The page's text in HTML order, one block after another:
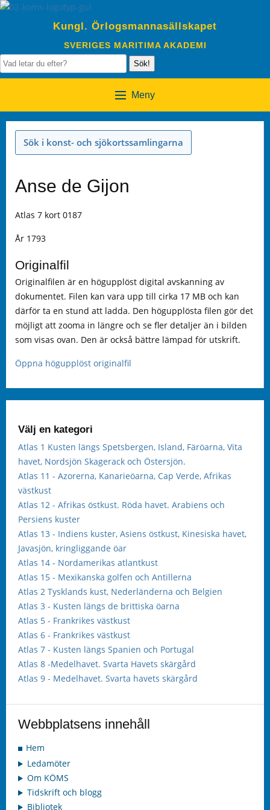
Kungl. Örlogsmannasällskapet
SVERIGES MARITIMA AKADEMI
Sök!
Meny
Sök i konst- och sjökortssamlingarna
Anse de Gijon
Atlas 7 kort 0187
År 1793
Originalfil
Originalfilen är en högupplöst digital avskanning av
dokumentet. Filen kan vara upp till cirka 17 MB och kan
därför ta en stund att ladda. Den högupplösta filen gör det
möjligt att zooma in längre och se fler detaljer än i bilden
som visas ovan. Den är också bättre lämpad för utskrift.
Öppna högupplöst originalfil
Välj en kategori
Atlas 1 Kusten längs Spetsbergen, Island, Färöarna, Vita
havet, Nordsjön Skagerack och Östersjön.
Atlas 11 - Azorerna, Kanarieöarna, Cap Verde, Afrikas
västkust
Atlas 12 - Afrikas östkust. Röda havet. Arabiens och
Persiens kuster
Atlas 13 - Indiens kuster, Asiens östkust, Kinesiska havet,
Javasjön, kringliggande öar
Atlas 14 - Nordamerikas atlantkust
Atlas 15 - Mexikanska golfen och Antillerna
Atlas 2 Tysklands kust, Nederländerna och Belgien
Atlas 3 - Kusten längs de brittiska öarna
Atlas 5 - Frankrikes västkust
Atlas 6 - Frankrikes västkust
Atlas 7 - Kusten längs Spanien och Portugal
Atlas 8 -Medelhavet. Svarta Havets skärgård
Atlas 9 - Medelhavet. Svarta havets skärgård
Webbplatsens innehåll
Hem
Ledamöter
Om KÖMS
Tidskrift och blogg
Bibliotek